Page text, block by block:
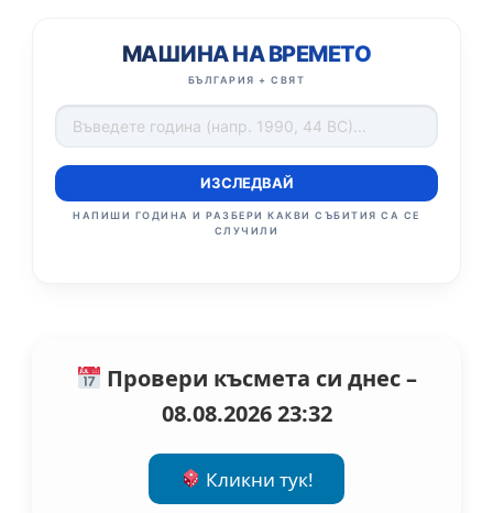
МАШИНА НА ВРЕМЕТО
БЪЛГАРИЯ + СВЯТ
ИЗСЛЕДВАЙ
НАПИШИ ГОДИНА И РАЗБЕРИ КАКВИ СЪБИТИЯ СА СЕ
СЛУЧИЛИ
Провери късмета си днес –
08.08.2026 23:32
Кликни тук!